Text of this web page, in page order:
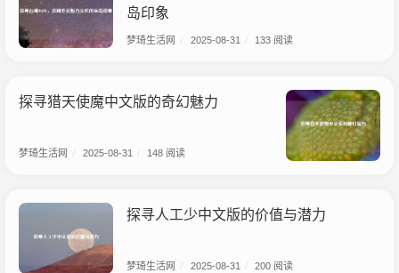
岛印象
梦琦生活网 2025-08-31 133 阅读
探寻猎天使魔中文版的奇幻魅力
梦琦生活网 2025-08-31 148 阅读
探寻人工少中文版的价值与潜力
梦琦生活网 2025-08-31 200 阅读